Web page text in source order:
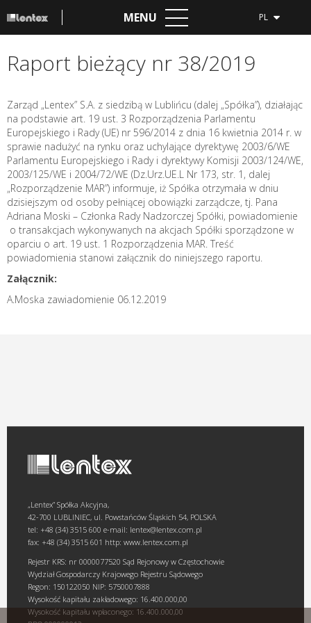
MENU PL
Raport bieżący nr 38/2019
Zarząd „Lentex” S.A. z siedzibą w Lublińcu (dalej „Spółka”), działając
na podstawie art. 19 ust. 3 Rozporządzenia Parlamentu
Europejskiego i Rady (UE) nr 596/2014 z dnia 16 kwietnia 2014 r. w
sprawie nadużyć na rynku oraz uchylające dyrektywę 2003/6/WE
Parlamentu Europejskiego i Rady i dyrektywy Komisji 2003/124/WE,
2003/125/WE i 2004/72/WE (Dz.Urz.UE.L Nr 173, str. 1, dalej
„Rozporządzenie MAR”) informuje, iż Spółka otrzymała w dniu
dzisiejszym od osoby pełniącej obowiązki zarządcze, tj. Pana
Adriana Moski – Członka Rady Nadzorczej Spółki, powiadomienie
o transakcjach wykonywanych na akcjach Spółki sporządzone w
oparciu o art. 19 ust. 1 Rozporządzenia MAR. Treść
powiadomienia stanowi załącznik do niniejszego raportu.
Załącznik:
A.Moska zawiadomienie 06.12.2019
„Lentex” Spółka Akcyjna,
42-700 LUBLINIEC, ul. Powstańców Śląskich 54, POLSKA
tel: +48 (34) 3515 600 e-mail: lentex@lentex.com.pl
fax: +48 (34) 3515 601 http: www.lentex.com.pl
Rejestr KRS: nr 0000077520 Sąd Rejonowy w Częstochowie
Wydział Gospodarczy Krajowego Rejestru Sądowego
Regon: 150122050 NIP: 5750007888
Wysokość kapitału zakładowego: 16.400.000,00
Wysokość kapitału wpłaconego: 16.400.000,00